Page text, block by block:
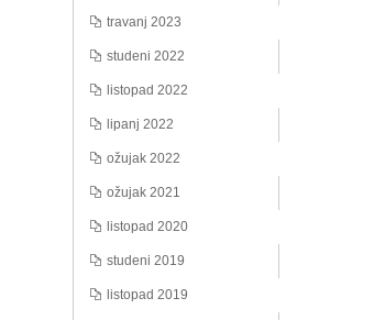
travanj 2023
studeni 2022
listopad 2022
lipanj 2022
ožujak 2022
ožujak 2021
listopad 2020
studeni 2019
listopad 2019